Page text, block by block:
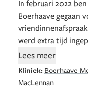
In februari 2022
Boerhaave gegaan
werd extra tijd
advies.
Het voelde gelijk
vriendelijk en eerlijk.
Na een tijdje
Lees meer
Kliniek: Boerhaave
MacLennan